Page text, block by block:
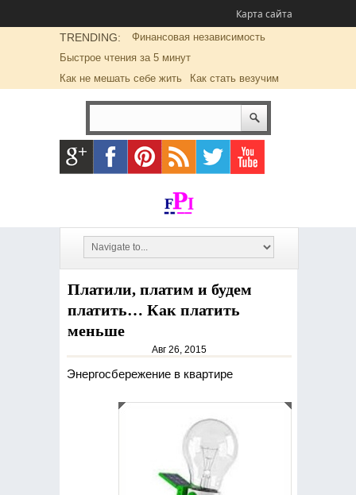
Карта сайта
TRENDING:
Финансовая независимость
Быстрое чтения за 5 минут
Как не мешать себе жить
Как стать везучим
Платили, платим и будем
платить… Как платить
меньше
Авг 26, 2015
Энергосбережение в квартире